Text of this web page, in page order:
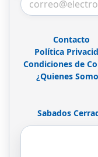
Contacto
Política
Condiciones de
¿Quienes
Sabados